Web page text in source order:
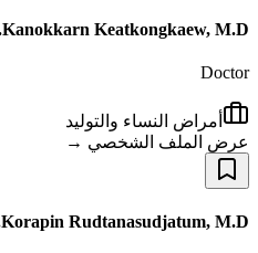
Kanokkarn Keatkongkaew, M.D.
Doctor
أمراض النساء والتوليد
عرض الملف الشخصي →
Korapin Rudtanasudjatum, M.D.